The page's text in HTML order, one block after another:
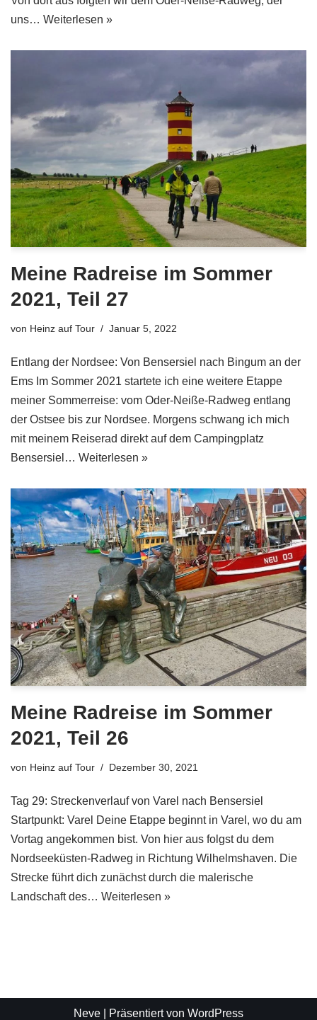
uns… Weiterlesen »
Meine Radreise im Sommer
2021, Teil 27
von Heinz auf Tour Januar 5, 2022
Entlang der Nordsee: Von Bensersiel nach Bingum an der
Ems Im Sommer 2021 startete ich eine weitere Etappe
meiner Sommerreise: vom Oder-Neiße-Radweg entlang
der Ostsee bis zur Nordsee. Morgens schwang ich mich
mit meinem Reiserad direkt auf dem Campingplatz
Bensersiel… Weiterlesen »
Meine Radreise im Sommer
2021, Teil 26
von Heinz auf Tour Dezember 30, 2021
Tag 29: Streckenverlauf von Varel nach Bensersiel
Startpunkt: Varel Deine Etappe beginnt in Varel, wo du am
Vortag angekommen bist. Von hier aus folgst du dem
Nordseeküsten-Radweg in Richtung Wilhelmshaven. Die
Strecke führt dich zunächst durch die malerische
Landschaft des… Weiterlesen »
Neve | Präsentiert von WordPress